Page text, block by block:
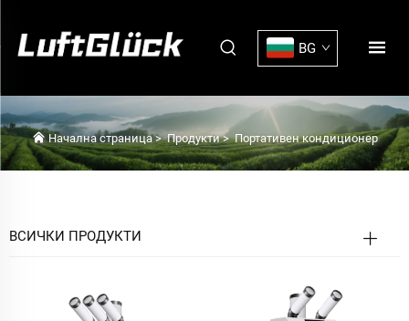
BG
Начална страница>Продукти>Портативен кондиционер
ВСИЧКИ ПРОДУКТИ